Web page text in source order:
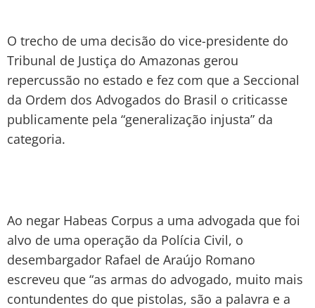
O trecho de uma decisão do vice-presidente do
Tribunal de Justiça do Amazonas gerou
repercussão no estado e fez com que a Seccional
da Ordem dos Advogados do Brasil o criticasse
publicamente pela “generalização injusta” da
categoria.
Ao negar Habeas Corpus a uma advogada que foi
alvo de uma operação da Polícia Civil, o
desembargador Rafael de Araújo Romano
escreveu que “as armas do advogado, muito mais
contundentes do que pistolas, são a palavra e a